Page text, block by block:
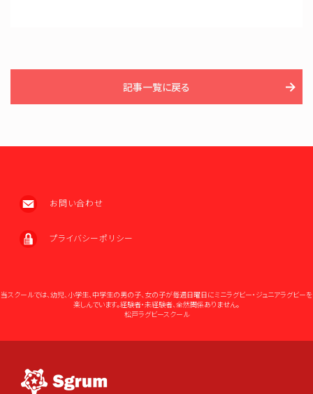
記事一覧に戻る
お問い合わせ
プライバシーポリシー
当スクールでは、幼児、小学生、中学生の男の子、女の子が毎週日曜日にミニラグビー・ジュニアラグビーを
楽しんでいます。経験者・未経験者、全然関係ありません。
松戸ラグビースクール